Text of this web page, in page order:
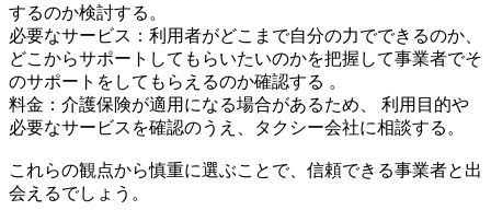
するのか検討する。
必要なサービス：利用者がどこまで自分の力でできるのか、
どこからサポートしてもらいたいのかを把握して事業者でそ
のサポートをしてもらえるのか確認する 。
料金：介護保険が適用になる場合があるため、 利用目的や
必要なサービスを確認のうえ、タクシー会社に相談する。
これらの観点から慎重に選ぶことで、信頼できる事業者と出
会えるでしょう。